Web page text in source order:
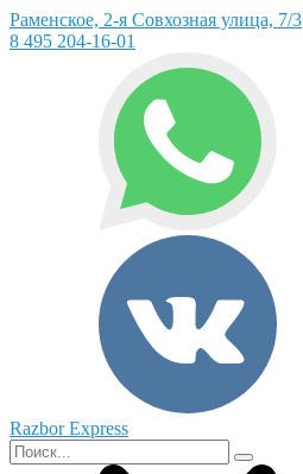
Раменское, 2-я Совхозная улица, 7/3
8 495 204-16-01
Razbor Express